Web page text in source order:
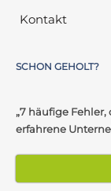
Kontakt
SCHON GEHOLT?
„7 häufige
erfahrene